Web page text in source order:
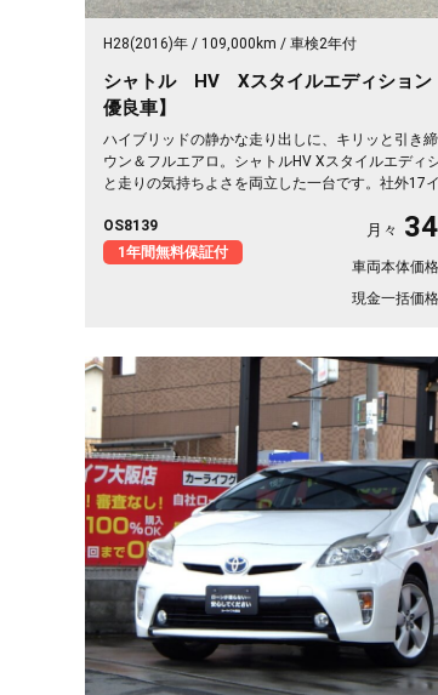
H28(2016)年 109,000km 車検2年付
シャトル HV Xスタイルエディション
優良車】
ハイブリッドの静かな走り出しに、キリッと引き
ウン＆フルエアロ。シャトルHV Xスタイルエディ
と走りの気持ちよさを両立した一台です。社外17
楽しめます。8インチSDナビとバックカメラで初
心。仕事帰りにふらっと寄り道、休日は荷物を積ん
イブへ✨走りにこだわる方に《1年保証付》💫
OS8139
1年間無料保証付
月々
車両本体価格
現金一括価格